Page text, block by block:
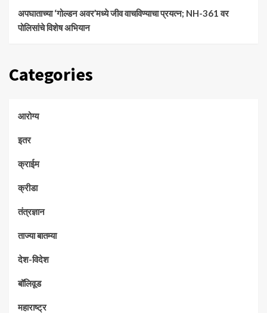
अपघाताच्या ‘गोल्डन अवर’मध्ये जीव वाचविण्याचा प्रयत्न; NH-361 वर
पोलिसांचे विशेष अभियान
Categories
आरोग्य
इतर
क्राईम
क्रीडा
तंत्रज्ञान
ताज्या बातम्या
देश-विदेश
बॉलिवूड
महाराष्ट्र